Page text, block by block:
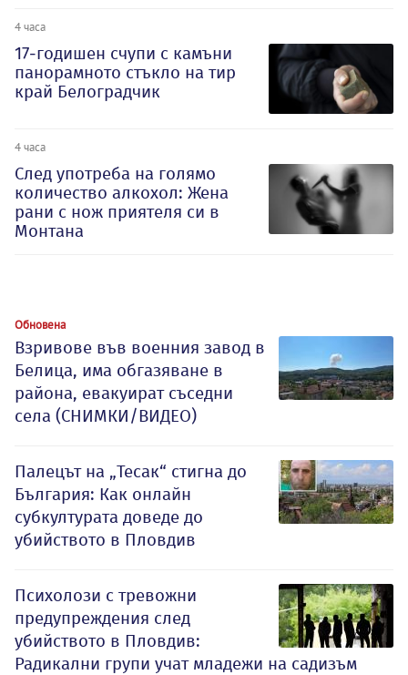
4 часа
17-годишен счупи с камъни
панорамното стъкло на тир
край Белоградчик
4 часа
След употреба на голямо
количество алкохол: Жена
рани с нож приятеля си в
Монтана
Обновена
Взривове във военния завод в
Белица, има обгазяване в
района, евакуират съседни
села (СНИМКИ/ВИДЕО)
Палецът на „Тесак“ стигна до
България: Как онлайн
субкултурата доведе до
убийството в Пловдив
Психолози с тревожни
предупреждения след
убийството в Пловдив:
Радикални групи учат младежи на садизъм